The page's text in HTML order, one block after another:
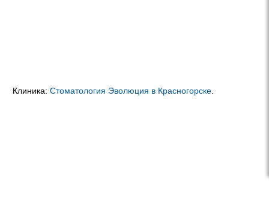
Клиника: Стоматология Эволюция в Красногорске.